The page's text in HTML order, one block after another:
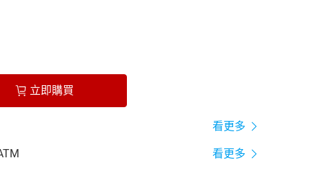
立即購買
看更多
看更多